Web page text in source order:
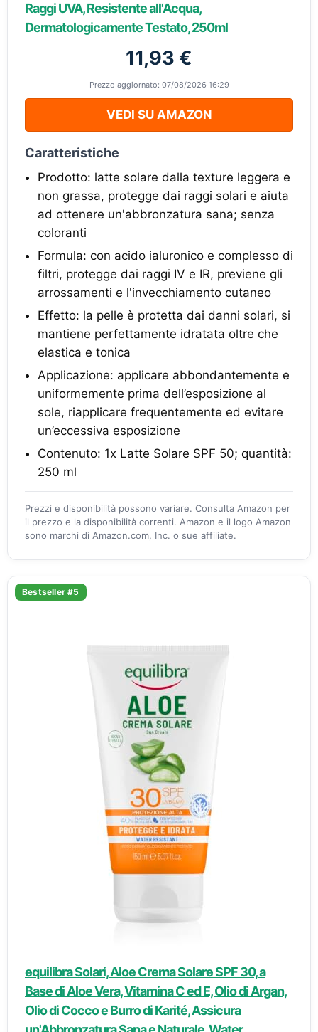
Raggi UVA, Resistente all'Acqua,
Dermatologicamente Testato, 250ml
11,93 €
Prezzo aggiornato: 07/08/2026 16:29
VEDI SU AMAZON
Caratteristiche
Prodotto: latte solare dalla texture leggera e
non grassa, protegge dai raggi solari e aiuta
ad ottenere un'abbronzatura sana; senza
coloranti
Formula: con acido ialuronico e complesso di
filtri, protegge dai raggi IV e IR, previene gli
arrossamenti e l'invecchiamento cutaneo
Effetto: la pelle è protetta dai danni solari, si
mantiene perfettamente idratata oltre che
elastica e tonica
Applicazione: applicare abbondantemente e
uniformemente prima dell’esposizione al
sole, riapplicare frequentemente ed evitare
un’eccessiva esposizione
Contenuto: 1x Latte Solare SPF 50; quantità:
250 ml
Prezzi e disponibilità possono variare. Consulta Amazon per
il prezzo e la disponibilità correnti. Amazon e il logo Amazon
sono marchi di Amazon.com, Inc. o sue affiliate.
Bestseller #5
equilibra Solari, Aloe Crema Solare SPF 30, a
Base di Aloe Vera, Vitamina C ed E, Olio di Argan,
Olio di Cocco e Burro di Karité, Assicura